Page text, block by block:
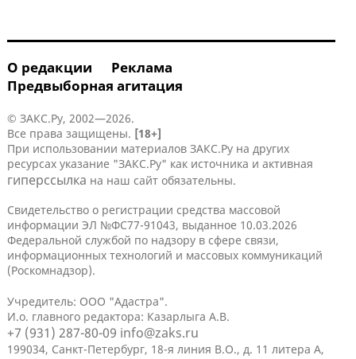
О редакции
Реклама
Предвыборная агитация
© ЗАКС.Ру, 2002—2026.
Все права защищены. [18+]
При использовании материалов ЗАКС.Ру на других
ресурсах указание "ЗАКС.Ру" как источника и активная
гиперссылка на наш сайт обязательны.
Свидетельство о регистрации средства массовой
информации ЭЛ №ФС77-91043, выданное 10.03.2026
Федеральной службой по надзору в сфере связи,
информационных технологий и массовых коммуникаций
(Роскомнадзор).
Учредитель: ООО "Адастра".
И.о. главного редактора: Казарлыга А.В.
+7 (931) 287-80-09 info@zaks.ru
199034, Санкт-Петербург, 18-я линия В.О., д. 11 литера А,